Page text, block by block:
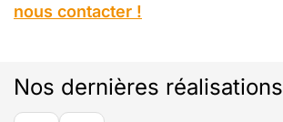
nous contacter !
Nos dernières réalisations